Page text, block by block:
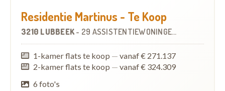
Residentie Martinus - Te Koop
3210 LUBBEEK- 29 ASSISTENTIEWONINGEN
1-kamer flats te koop — vanaf € 271.137
2-kamer flats te koop — vanaf € 324.309
6 foto's